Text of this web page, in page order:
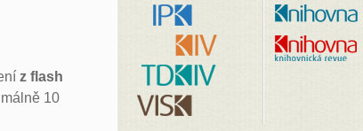
z flash
10